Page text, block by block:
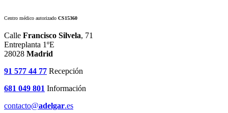
Centro médico autorizado CS15360
Calle Francisco Silvela, 71
Entreplanta 1ºE
28028 Madrid
91 577 44 77 Recepción
681 049 801 Información
contacto@adelgar.es